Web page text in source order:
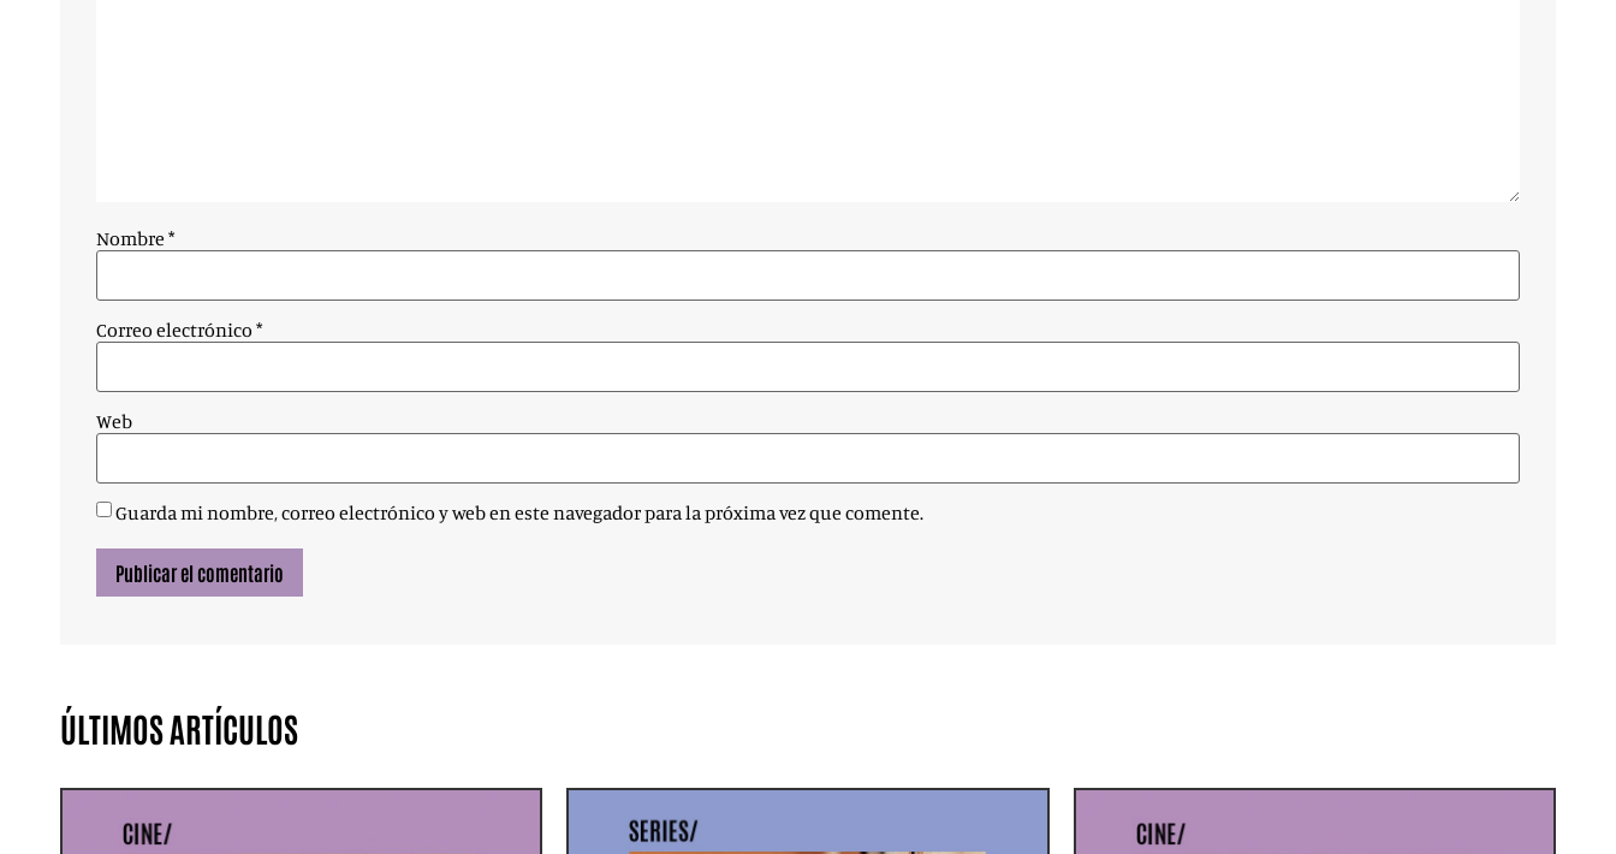
Nombre *
Correo electrónico *
Web
Guarda mi nombre, correo electrónico y web en este navegador para la próxima vez que comente.
ÚLTIMOS ARTÍCULOS